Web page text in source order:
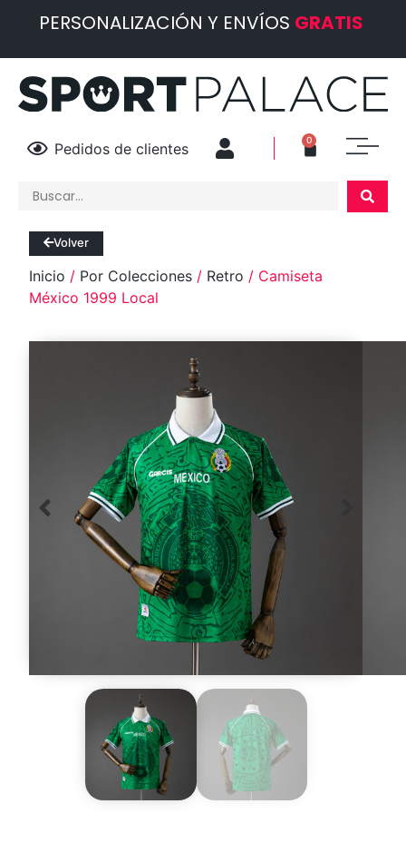
PERSONALIZACIÓN Y ENVÍOS GRATIS
Pedidos de clientes 0
Volver
Inicio / Por Colecciones / Retro / Camiseta
México 1999 Local